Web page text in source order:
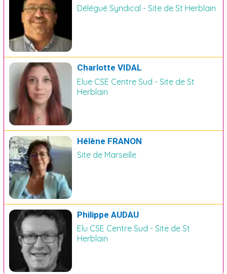
Délégué Syndical - Site de St Herblain
Charlotte VIDAL
Elue CSE Centre Sud - Site de St
Herblain
Hélène FRANON
Site de Marseille
Philippe AUDAU
Elu CSE Centre Sud - Site de St
Herblain